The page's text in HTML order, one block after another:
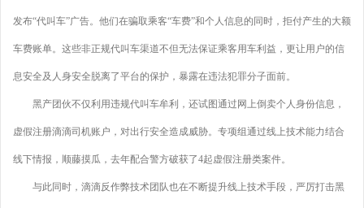
发布“代叫车”广告。他们在骗取乘客“车费”和个人信息的同时，拒付产生的大额
车费账单。这些非正规代叫车渠道不但无法保证乘客用车利益，更让用户的信
息安全及人身安全脱离了平台的保护，暴露在违法犯罪分子面前。
黑产团伙不仅利用违规代叫车牟利，还试图通过网上倒卖个人身份信息，
虚假注册滴滴司机账户，对出行安全造成威胁。专项组通过线上技术能力结合
线下情报，顺藤摸瓜，去年配合警方破获了4起虚假注册类案件。
与此同时，滴滴反作弊技术团队也在不断提升线上技术手段，严厉打击黑